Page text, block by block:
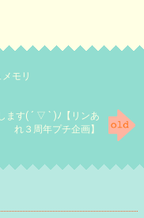
モリ
ます( ´ ▽ ` )ﾉ【リンあ
れ３周年プチ企画】